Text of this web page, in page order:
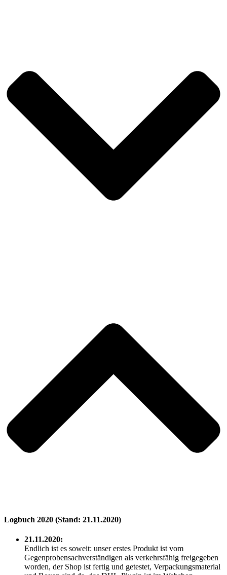
Logbuch 2020 (Stand: 21.11.2020)
21.11.2020:
Endlich ist es soweit: unser erstes Produkt ist vom
Gegenprobensachverständigen als verkehrsfähig freigegeben
worden, der Shop ist fertig und getestet, Verpackungsmaterial